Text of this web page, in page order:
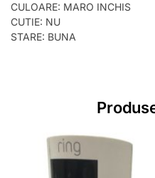
CULOARE: MARO INCHIS
CUTIE: NU
STARE: BUNA